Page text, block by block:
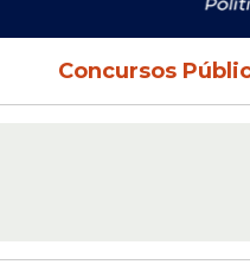
Concursos